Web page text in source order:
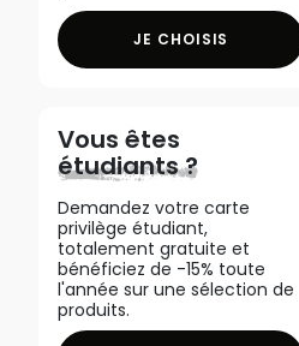
JE CHOISIS
Vous êtes
étudiants ?
Demandez votre carte
privilège étudiant,
totalement gratuite et
bénéficiez de -15% toute
l'année sur une sélection de
produits.